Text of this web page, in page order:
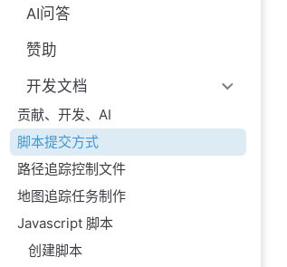
AI问答
赞助
开发文档
贡献、开发、AI
脚本提交方式
路径追踪控制文件
地图追踪任务制作
Javascript 脚本
创建脚本